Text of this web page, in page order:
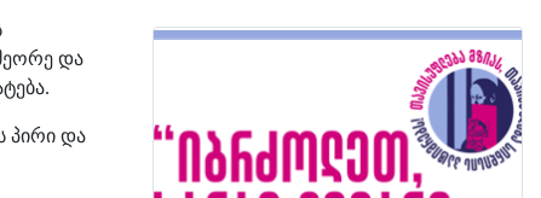
და
პირი და